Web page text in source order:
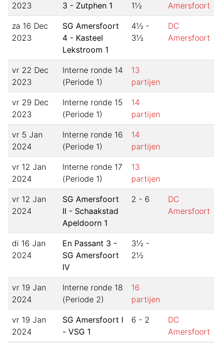
2023
3 - Zutphen 1
1½
Amersfoort
za 16 Dec
2023
SG Amersfoort
4 - Kasteel
Lekstroom 1
4½ -
3½
DC
Amersfoort
vr 22 Dec
2023
Interne ronde 14
(Periode 1)
13
partijen
vr 29 Dec
2023
Interne ronde 15
(Periode 1)
14
partijen
vr 5 Jan
2024
Interne ronde 16
(Periode 1)
14
partijen
vr 12 Jan
2024
Interne ronde 17
(Periode 1)
13
partijen
vr 12 Jan
2024
SG Amersfoort
II - Schaakstad
Apeldoorn 1
2 - 6
DC
Amersfoort
di 16 Jan
2024
En Passant 3 -
SG Amersfoort
IV
3½ -
2½
vr 19 Jan
2024
Interne ronde 18
(Periode 2)
16
partijen
vr 19 Jan
2024
SG Amersfoort I
- VSG 1
6 - 2
DC
Amersfoort